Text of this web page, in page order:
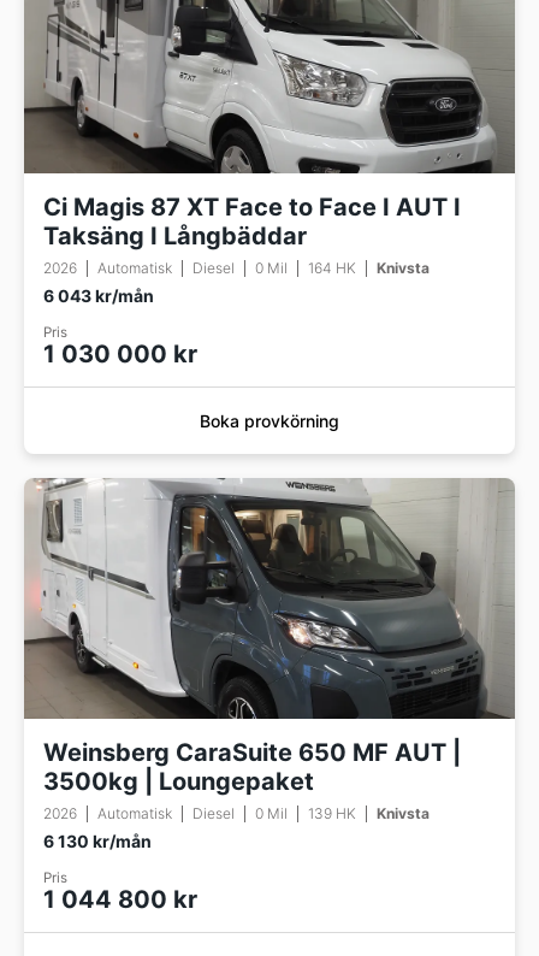
Ci Magis 87 XT Face to Face I AUT I
Taksäng I Långbäddar
2026 Automatisk Diesel 0 Mil 164 HK Knivsta
6 043 kr/mån
Pris
1 030 000 kr
Boka provkörning
Weinsberg CaraSuite 650 MF AUT |
3500kg | Loungepaket
2026 Automatisk Diesel 0 Mil 139 HK Knivsta
6 130 kr/mån
Pris
1 044 800 kr